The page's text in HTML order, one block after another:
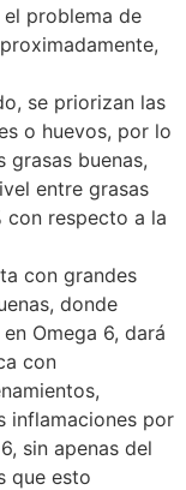
problema de
se priorizan las
o huevos, por lo
grasas buenas,
entre grasas
con respecto a la
con grandes
donde
Omega 6, dará
con
inflamaciones por
sin apenas del
que esto